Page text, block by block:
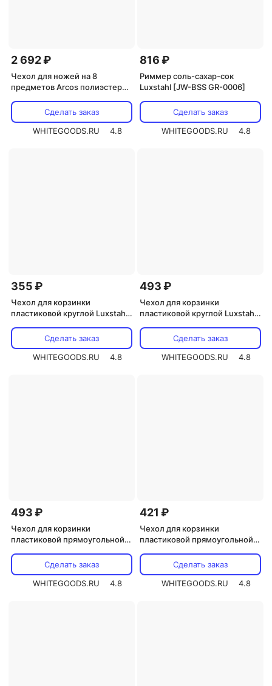
2 692 ₽
Чехол для ножей на 8
предметов Arcos полиэстер
(690400)Сделать заказ
WHITEGOODS.RU
4.8
816 ₽
Риммер соль-сахар-сок
Luxstahl [JW-BSS GR-0006]
Сделать заказ
WHITEGOODS.RU
4.8
355 ₽
Чехол для корзинки
пластиковой круглой Luxstahl
для арт. 178068Сделать заказ
WHITEGOODS.RU
4.8
493 ₽
Чехол для корзинки
пластиковой круглой Luxstahl
Сделать заказ
WHITEGOODS.RU
4.8
493 ₽
Чехол для корзинки
пластиковой прямоугольной
арт. 178084Сделать заказ
WHITEGOODS.RU
4.8
421 ₽
Чехол для корзинки
пластиковой прямоугольной
арт. 178084 и 178083
Сделать заказ
WHITEGOODS.RU
4.8